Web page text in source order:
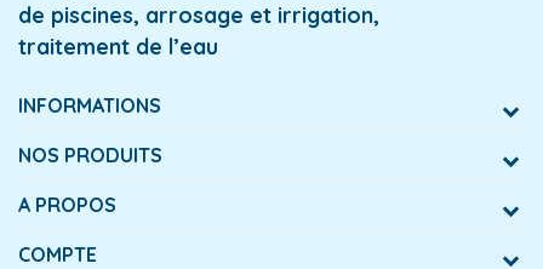
de piscines, arrosage et irrigation,
traitement de l’eau
INFORMATIONS
NOS PRODUITS
A PROPOS
COMPTE